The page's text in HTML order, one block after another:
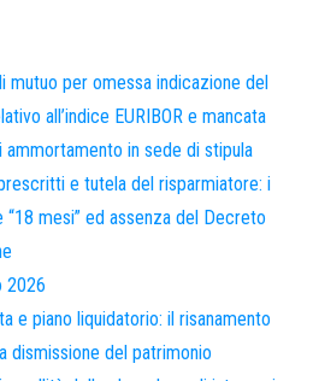
mutuo per omessa indicazione del
all’indice EURIBOR e mancata
ammortamento in sede di stipula
e tutela del risparmiatore: i
mesi” ed assenza del Decreto
2026
e piano liquidatorio: il risanamento
dismissione del patrimonio